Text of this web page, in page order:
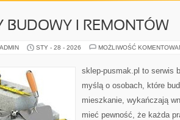
BUDOWY I REMONTÓW
STY - 28 - 2026 MOŻLIWOŚĆ
sklep-pusmak.pl to serwis
myślą o osobach, które
mieszkanie, wykańczają
mieć pewność, że każda